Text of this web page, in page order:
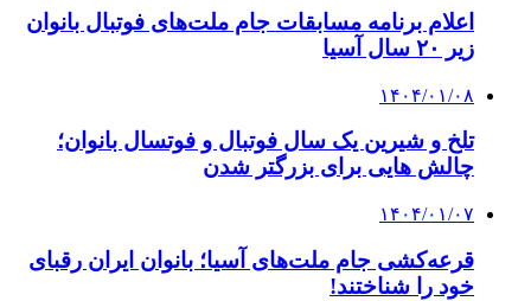
اعلام برنامه مسابقات جام ملت‌های فوتبال بانوان
زیر ۲۰ سال آسیا
۱۴۰۴/۰۱/۰۸
تلخ و شیرین یک سال فوتبال و فوتسال بانوان؛
چالش هایی برای بزرگتر شدن
۱۴۰۴/۰۱/۰۷
قرعه‌کشی جام ملت‌های آسیا؛ بانوان ایران رقبای
خود را شناختند!